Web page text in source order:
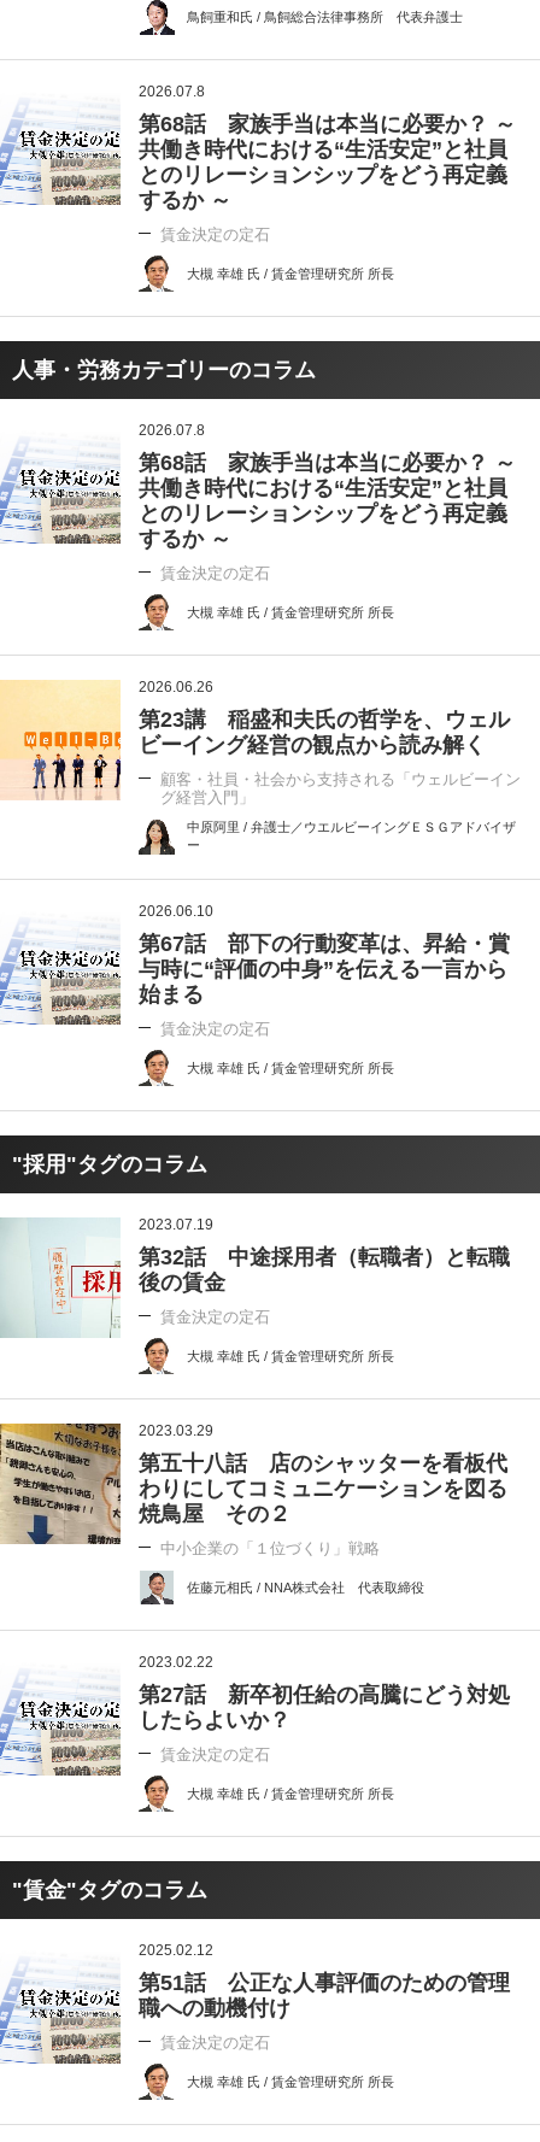
鳥飼重和氏 / 鳥飼総合法律事務所 代表弁護士
2026.07.8
第68話 家族手当は本当に必要か？ ～
共働き時代における“生活安定”と社員
とのリレーションシップをどう再定義
するか ～
賃金決定の定石
大槻 幸雄 氏 / 賃金管理研究所 所長
人事・労務カテゴリーのコラム
2026.07.8
第68話 家族手当は本当に必要か？ ～
共働き時代における“生活安定”と社員
とのリレーションシップをどう再定義
するか ～
賃金決定の定石
大槻 幸雄 氏 / 賃金管理研究所 所長
2026.06.26
第23講 稲盛和夫氏の哲学を、ウェル
ビーイング経営の観点から読み解く
顧客・社員・社会から支持される「ウェルビーイン
グ経営入門」
中原阿里 / 弁護士／ウエルビーイングＥＳＧアドバイザ
ー
2026.06.10
第67話 部下の行動変革は、昇給・賞
与時に“評価の中身”を伝える一言から
始まる
賃金決定の定石
大槻 幸雄 氏 / 賃金管理研究所 所長
"採用"タグのコラム
2023.07.19
第32話 中途採用者（転職者）と転職
後の賃金
賃金決定の定石
大槻 幸雄 氏 / 賃金管理研究所 所長
2023.03.29
第五十八話 店のシャッターを看板代
わりにしてコミュニケーションを図る
焼鳥屋 その２
中小企業の「１位づくり」戦略
佐藤元相氏 / NNA株式会社 代表取締役
2023.02.22
第27話 新卒初任給の高騰にどう対処
したらよいか？
賃金決定の定石
大槻 幸雄 氏 / 賃金管理研究所 所長
"賃金"タグのコラム
2025.02.12
第51話 公正な人事評価のための管理
職への動機付け
賃金決定の定石
大槻 幸雄 氏 / 賃金管理研究所 所長